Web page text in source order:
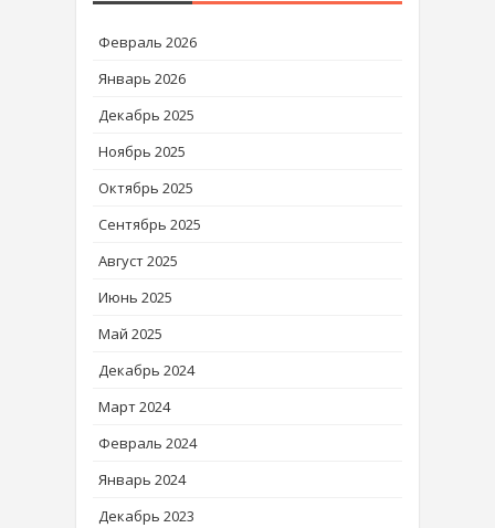
Февраль 2026
Январь 2026
Декабрь 2025
Ноябрь 2025
Октябрь 2025
Сентябрь 2025
Август 2025
Июнь 2025
Май 2025
Декабрь 2024
Март 2024
Февраль 2024
Январь 2024
Декабрь 2023